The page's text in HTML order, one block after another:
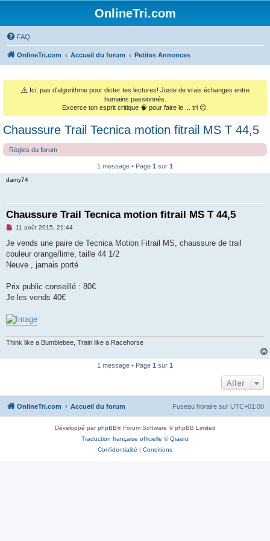
OnlineTri.com
FAQ
OnlineTri.com Accueil du forum Petites Annonces
⚠️ Ici, pas d'algorithme pour dicter tes lectures! Juste de vrais échanges entre
humains passionnés.
Excerce ton esprit critique 🧠 pour faire le ... tri 😉.
Chaussure Trail Tecnica motion fitrail MS T 44,5
Règles du forum
1 message • Page 1 sur 1
damy74
Chaussure Trail Tecnica motion fitrail MS T 44,5
M
s
a
g
o
l
11 août 2015, 21:44
Je vends une paire de Tecnica Motion Fitrail MS, chaussure de trail
couleur orange/lime, taille 44 1/2
Neuve , jamais porté
Prix public conseillé : 80€
Je les vends 40€
Think like a Bumblebee, Train like a Racehorse
1 message • Page 1 sur 1
Aller
OnlineTri.com Accueil du forum Fuseau horaire sur UTC+01:00
Développé parphpBB® Forum Software © phpBB Limited
Traduction française officielle ©Qiaeru
Confidentialité | Conditions